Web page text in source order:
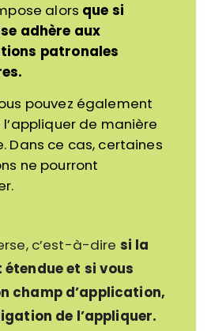
alors que si
adhère aux
patronales
pouvez également
l’appliquer de manière
Dans ce cas, certaines
ne pourront
c’est-à-dire si la
et si vous
champ d’application,
de l’appliquer.